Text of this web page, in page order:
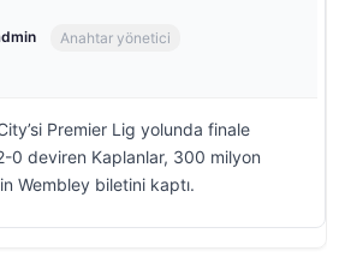
Anahtar yönetici
City’si Premier Lig yolunda finale
0 deviren Kaplanlar, 300 milyon
Wembley biletini kaptı.